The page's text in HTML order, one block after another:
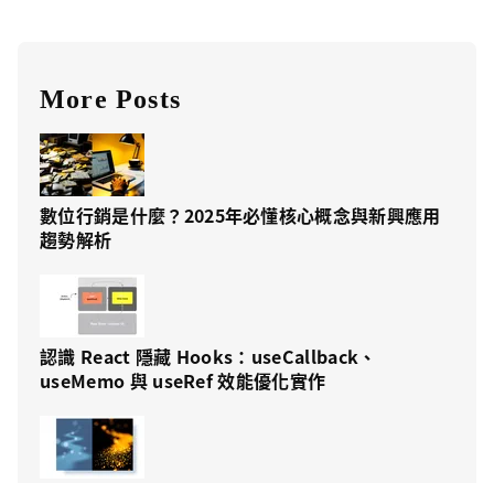
More Posts
數位行銷是什麼？2025年必懂核心概念與新興應用
趨勢解析
認識 React 隱藏 Hooks：useCallback、
useMemo 與 useRef 效能優化實作